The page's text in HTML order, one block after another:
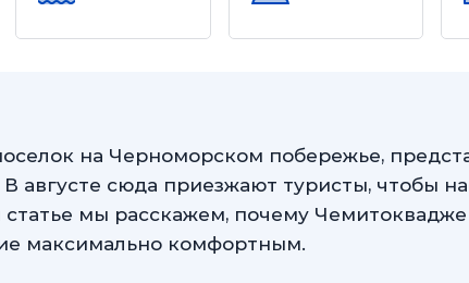
на Черноморском побережье,
августе сюда приезжают туристы, чтобы
мы расскажем, почему
максимально комфортным.